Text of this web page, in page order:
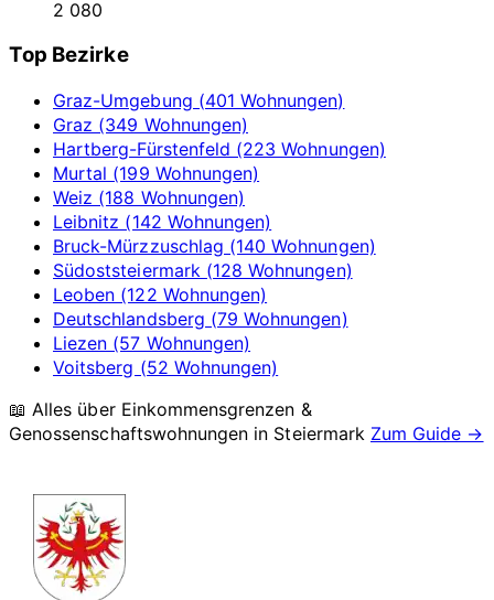
2 080
Top Bezirke
Graz-Umgebung (401 Wohnungen)
Graz (349 Wohnungen)
Hartberg-Fürstenfeld (223 Wohnungen)
Murtal (199 Wohnungen)
Weiz (188 Wohnungen)
Leibnitz (142 Wohnungen)
Bruck-Mürzzuschlag (140 Wohnungen)
Südoststeiermark (128 Wohnungen)
Leoben (122 Wohnungen)
Deutschlandsberg (79 Wohnungen)
Liezen (57 Wohnungen)
Voitsberg (52 Wohnungen)
📖 Alles über Einkommensgrenzen &
Genossenschaftswohnungen in Steiermark Zum Guide →